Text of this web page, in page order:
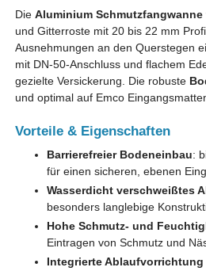
Die Aluminium
und Gitterroste mit 20 bis 22 mm
Ausnehmungen an den Querstegen
mit DN-50-Anschluss und flachem
gezielte Versickerung. Die robuste
und optimal auf Emco
Vorteile & Eigenschaften
Barrierefreier Bodeneinbau:
für einen sicheren, ebenen
Wasserdicht verschweißtes
besonders langlebige
Hohe Schmutz- und
Eintragen von Schmutz und
Integrierte Ablaufvorrichtung